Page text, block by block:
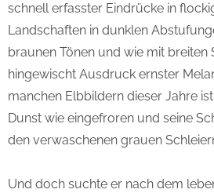
schnell erfasster Eindrücke in
Landschaften in dunklen
braunen Tönen und wie mit breiten
hingewischt Ausdruck ernster
manchen Elbbildern dieser Jahre
Dunst wie eingefroren und seine
den verwaschenen grauen
Und doch suchte er nach dem